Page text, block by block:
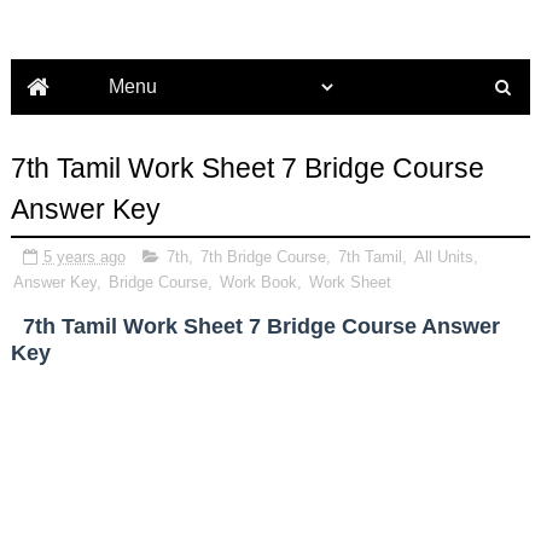
7th Tamil Work Sheet 7 Bridge Course
Answer Key
5 years ago 7th, 7th Bridge Course, 7th Tamil All Units
Answer Key, Bridge Course, Work Book Work Sheet
7th Tamil Work Sheet 7 Bridge Course Answer
Key